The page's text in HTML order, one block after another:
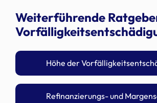
Weiterführende
Höhe der
Refinanzierungs- und